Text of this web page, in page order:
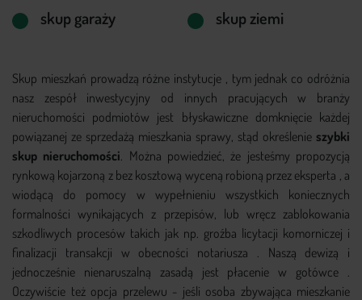
skup garaży
skup ziemi
Skup mieszkań prowadzą różne instytucje , tym jednak co odróżnia
nasz zespół inwestycyjny od innych pracujących w branży
nieruchomości podmiotów jest błyskawiczne domknięcie każdej
powiązanej ze sprzedażą mieszkania sprawy, stąd określenie szybki
skup nieruchomości. Można powiedzieć, że jesteśmy propozycją
rynkową kojarzoną z bez kosztową wyceną robioną przez eksperta , a
wiodącą do pomocy w wypełnieniu wszystkich koniecznych
formalności wynikających z przepisów, lub wręcz zablokowania
szkodliwych procesów takich jak np. groźba licytacji komorniczej i
finalizacji transakcji w obecności notariusza . Naszą dewizą i
jednocześnie nienaruszalną zasadą jest płacenie w gotówce .
Oczywiście też opcja przelewu - jeśli osoba zbywająca mieszkanie